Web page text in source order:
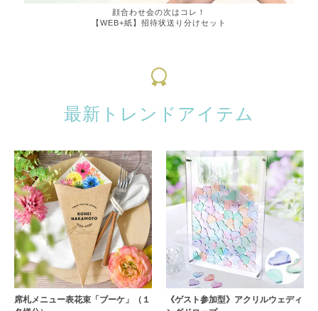
顔合わせ会の次はコレ！
【WEB+紙】招待状送り分けセット
最新トレンドアイテム
席札メニュー表花束「ブーケ」（１
《ゲスト参加型》アクリルウェディ